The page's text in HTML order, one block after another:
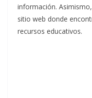
información.
sitio web donde
recursos educativos.